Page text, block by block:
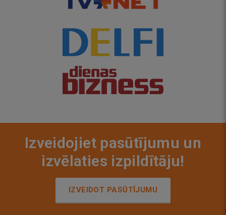
Izveidojiet pasūtījumu un
izvēlaties izpildītāju!
IZVEIDOT PASŪTĪJUMU